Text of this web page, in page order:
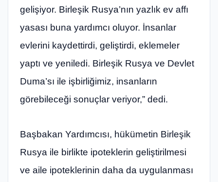
gelişiyor. Birleşik Rusya’nın yazlık ev affı
yasası buna yardımcı oluyor. İnsanlar
evlerini kaydettirdi, geliştirdi, eklemeler
yaptı ve yeniledi. Birleşik Rusya ve Devlet
Duma’sı ile işbirliğimiz, insanların
görebileceği sonuçlar veriyor,” dedi.
Başbakan Yardımcısı, hükümetin Birleşik
Rusya ile birlikte ipoteklerin geliştirilmesi
ve aile ipoteklerinin daha da uygulanması